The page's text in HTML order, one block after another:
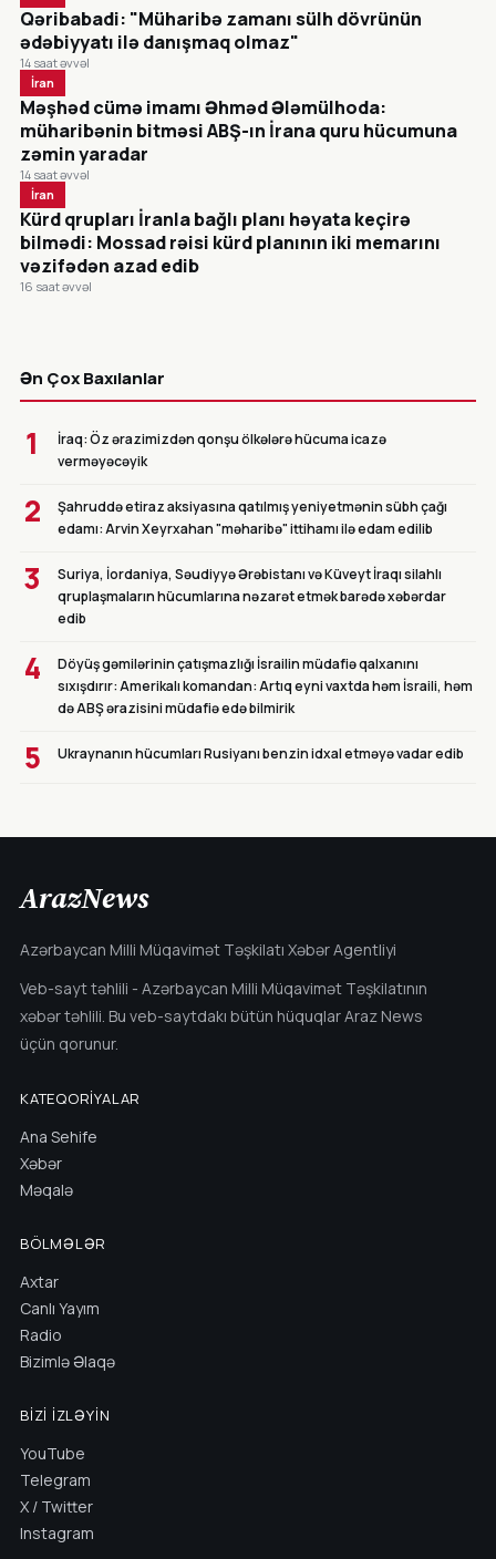
Qəribabadi: "Müharibə zamanı sülh dövrünün
ədəbiyyatı ilə danışmaq olmaz"
14 saat əvvəl
İran
Məşhəd cümə imamı Əhməd Ələmülhoda:
müharibənin bitməsi ABŞ-ın İrana quru hücumuna
zəmin yaradar
14 saat əvvəl
İran
Kürd qrupları İranla bağlı planı həyata keçirə
bilmədi: Mossad rəisi kürd planının iki memarını
vəzifədən azad edib
16 saat əvvəl
Ən Çox Baxılanlar
1
İraq: Öz ərazimizdən qonşu ölkələrə hücuma icazə
verməyəcəyik
2
Şahruddə etiraz aksiyasına qatılmış yeniyetmənin sübh çağı
edamı: Arvin Xeyrxahan "məharibə" ittihamı ilə edam edilib
3
Suriya, İordaniya, Səudiyyə Ərəbistanı və Küveyt İraqı silahlı
qruplaşmaların hücumlarına nəzarət etmək barədə xəbərdar
edib
4
Döyüş gəmilərinin çatışmazlığı İsrailin müdafiə qalxanını
sıxışdırır: Amerikalı komandan: Artıq eyni vaxtda həm İsraili, həm
də ABŞ ərazisini müdafiə edə bilmirik
5 Ukraynanın hücumları Rusiyanı benzin idxal etməyə vadar edib
ArazNews
Azərbaycan Milli Müqavimət Təşkilatı Xəbər Agentliyi
Veb-sayt təhlili - Azərbaycan Milli Müqavimət Təşkilatının
xəbər təhlili. Bu veb-saytdakı bütün hüquqlar Araz News
üçün qorunur.
KATEQORIYALAR
Ana Sehife
Xəbər
Məqalə
BÖLMƏLƏR
Axtar
Canlı Yayım
Radio
Bizimlə Əlaqə
BIZI İZLƏYIN
YouTube
Telegram
X / Twitter
Instagram